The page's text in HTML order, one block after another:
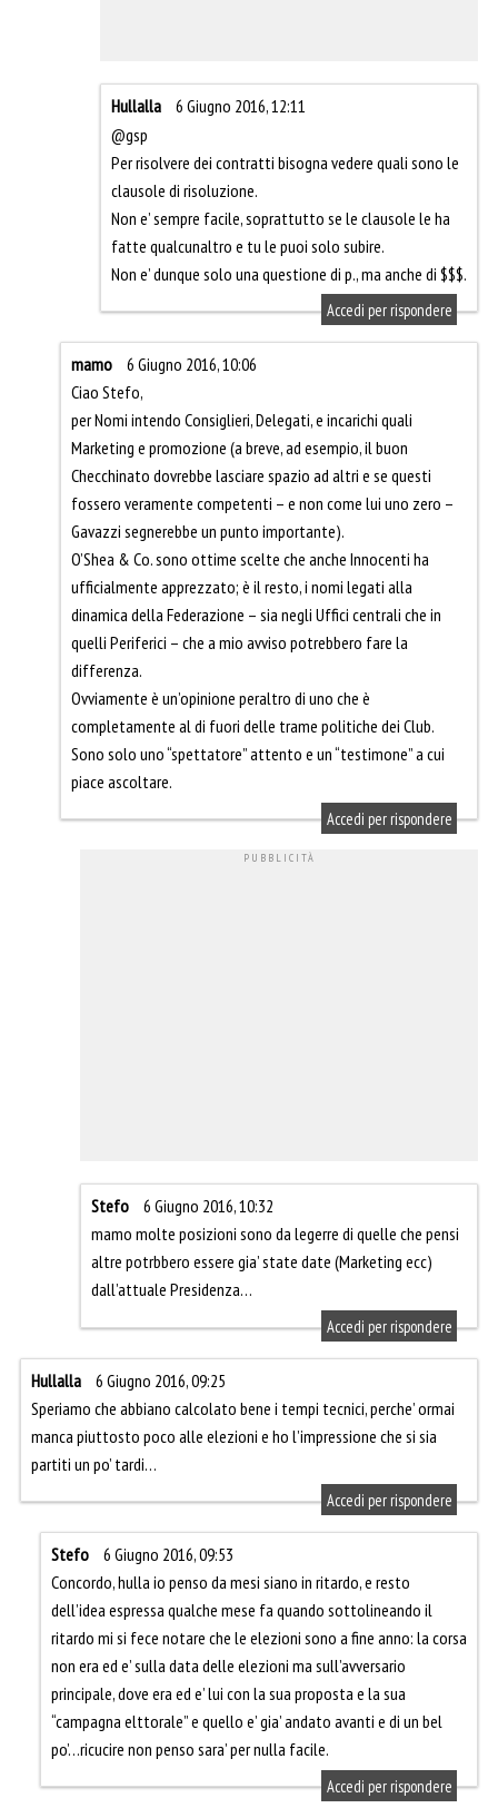
Hullalla
6 Giugno 2016, 12:11
@gsp
Per risolvere dei contratti bisogna vedere quali sono le
clausole di risoluzione.
Non e’ sempre facile, soprattutto se le clausole le ha
fatte qualcunaltro e tu le puoi solo subire.
Non e’ dunque solo una questione di p., ma anche di $$$.
Accedi per rispondere
mamo
6 Giugno 2016, 10:06
Ciao Stefo,
per Nomi intendo Consiglieri, Delegati, e incarichi quali
Marketing e promozione (a breve, ad esempio, il buon
Checchinato dovrebbe lasciare spazio ad altri e se questi
fossero veramente competenti – e non come lui uno zero –
Gavazzi segnerebbe un punto importante).
O’Shea & Co. sono ottime scelte che anche Innocenti ha
ufficialmente apprezzato; è il resto, i nomi legati alla
dinamica della Federazione – sia negli Uffici centrali che in
quelli Periferici – che a mio avviso potrebbero fare la
differenza.
Ovviamente è un’opinione peraltro di uno che è
completamente al di fuori delle trame politiche dei Club.
Sono solo uno “spettatore” attento e un “testimone” a cui
piace ascoltare.
Accedi per rispondere
Stefo
6 Giugno 2016, 10:32
mamo molte posizioni sono da legerre di quelle che pensi
altre potrbbero essere gia’ state date (Marketing ecc)
dall’attuale Presidenza…
Accedi per rispondere
Hullalla
6 Giugno 2016, 09:25
Speriamo che abbiano calcolato bene i tempi tecnici, perche’ ormai
manca piuttosto poco alle elezioni e ho l’impressione che si sia
partiti un po’ tardi…
Accedi per rispondere
Stefo
6 Giugno 2016, 09:53
Concordo, hulla io penso da mesi siano in ritardo, e resto
dell’idea espressa qualche mese fa quando sottolineando il
ritardo mi si fece notare che le elezioni sono a fine anno: la corsa
non era ed e’ sulla data delle elezioni ma sull’avversario
principale, dove era ed e’ lui con la sua proposta e la sua
“campagna elttorale” e quello e’ gia’ andato avanti e di un bel
po’…ricucire non penso sara’ per nulla facile.
Accedi per rispondere